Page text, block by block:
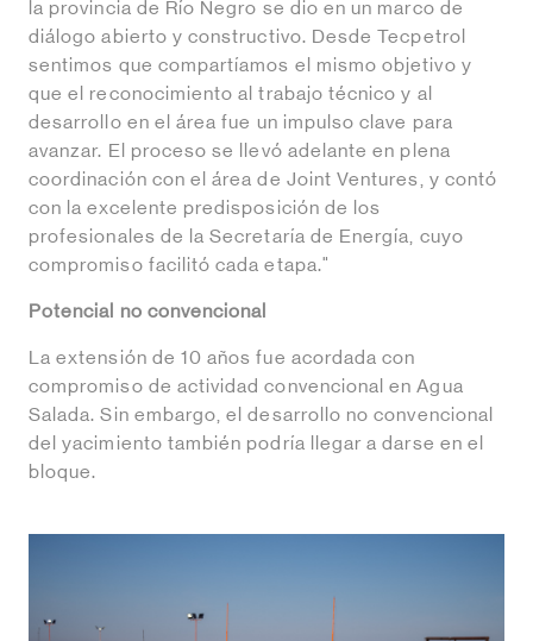
la provincia de Río Negro se dio en un marco de
diálogo abierto y constructivo. Desde Tecpetrol
sentimos que compartíamos el mismo objetivo y
que el reconocimiento al trabajo técnico y al
desarrollo en el área fue un impulso clave para
avanzar. El proceso se llevó adelante en plena
coordinación con el área de Joint Ventures, y contó
con la excelente predisposición de los
profesionales de la Secretaría de Energía, cuyo
compromiso facilitó cada etapa."
Potencial no convencional
La extensión de 10 años fue acordada con
compromiso de actividad convencional en Agua
Salada. Sin embargo, el desarrollo no convencional
del yacimiento también podría llegar a darse en el
bloque.